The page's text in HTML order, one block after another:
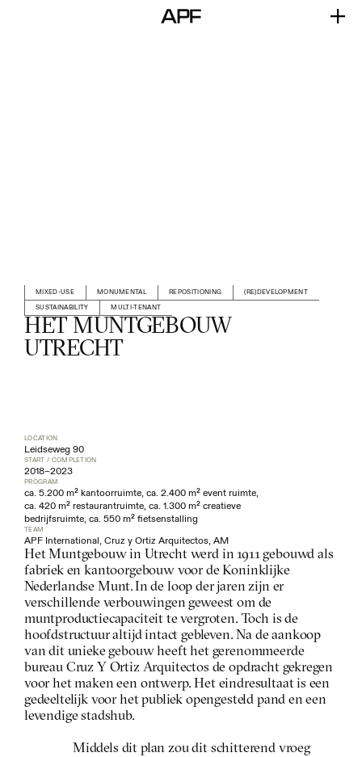
MIXED-USE MONUMENTAL REPOSITIONING
(RE)DEVELOPMENT
SUSTAINABILITY
MULTI-TENANT
HET MUNTGEBOUW
UTRECHT
LOCATION
Leidseweg 90
START / COMPLETION
2018–2023
PROGRAM
ca. 5.200 m² kantoorruimte, ca. 2.400 m² event ruimte,
ca. 420 m² restaurantruimte, ca. 1.300 m² creatieve
bedrijfsruimte, ca. 550 m² fietsenstalling
TEAM
APF International, Cruz y Ortiz Arquitectos, AM
Het Muntgebouw in Utrecht werd in 1911 gebouwd als
fabriek en kantoorgebouw voor de Koninklijke
Nederlandse Munt. In de loop der jaren zijn er
verschillende verbouwingen geweest om de
muntproductiecapaciteit te vergroten. Toch is de
hoofdstructuur altijd intact gebleven. Na de aankoop
van dit unieke gebouw heeft het gerenommeerde
bureau Cruz Y Ortiz Arquitectos de opdracht gekregen
voor het maken een ontwerp. Het eindresultaat is een
gedeeltelijk voor het publiek opengesteld pand en een
levendige stadshub.
Middels dit plan zou dit schitterend vroeg